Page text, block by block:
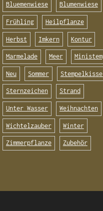
Bluemenwiese Blumenwiese
Frühling Heilpflanze
Herbst Imkern Kontur
Marmelade Meer
Neu Sommer
Sternzeichen Strand
Unter Wasser Weihnachten
Wichtelzauber Winter
Zimmerpflanze Zubehör